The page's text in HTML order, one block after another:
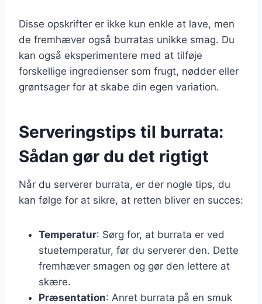
Disse opskrifter er ikke kun enkle at lave, men
de fremhæver også burratas unikke smag. Du
kan også eksperimentere med at tilføje
forskellige ingredienser som frugt, nødder eller
grøntsager for at skabe din egen variation.
Serveringstips til burrata:
Sådan gør du det rigtigt
Når du serverer burrata, er der nogle tips, du
kan følge for at sikre, at retten bliver en succes:
Temperatur: Sørg for, at burrata er ved
stuetemperatur, før du serverer den. Dette
fremhæver smagen og gør den lettere at
skære.
Præsentation: Anret burrata på en smuk